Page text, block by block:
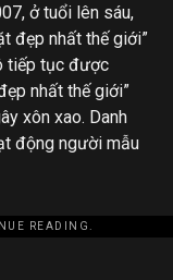
ở tuổi lên sáu,
đẹp nhất thế giới”
tiếp tục được
nhất thế giới”
xôn xao. Danh
động người mẫu
READING.